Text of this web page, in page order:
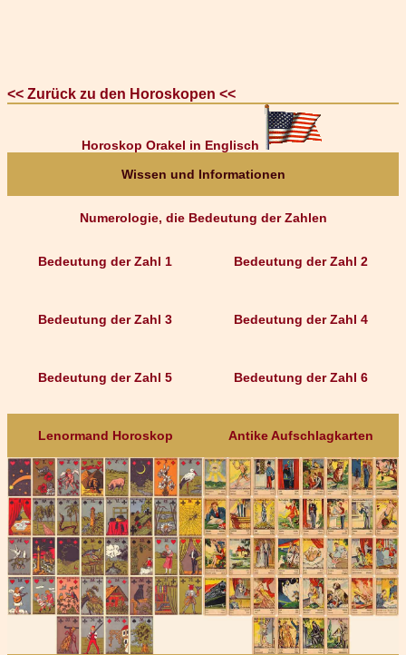
<< Zurück zu den Horoskopen <<
Horoskop Orakel in Englisch
Wissen und Informationen
Numerologie, die Bedeutung der Zahlen
Bedeutung der Zahl 1
Bedeutung der Zahl 3
Bedeutung der Zahl 5
Bedeutung der Zahl 2
Bedeutung der Zahl 4
Bedeutung der Zahl 6
Lenormand Horoskop Antike Aufschlagkarten